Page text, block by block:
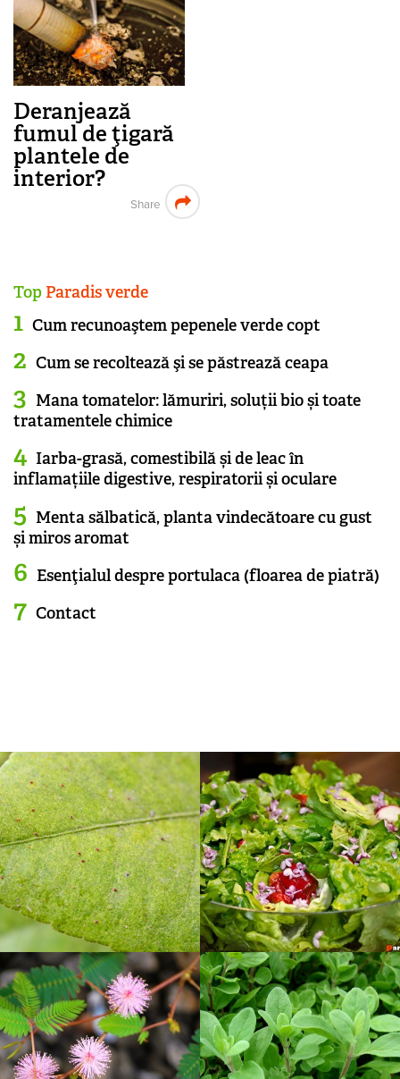
Deranjează
fumul de ţigară
plantele de
interior?
Share
Top Paradis verde
Cum recunoaştem pepenele verde copt
Cum se recoltează şi se păstrează ceapa
Mana tomatelor: lămuriri, soluții bio și toate
tratamentele chimice
Iarba-grasă, comestibilă și de leac în
inflamațiile digestive, respiratorii și oculare
Menta sălbatică, planta vindecătoare cu gust
și miros aromat
Esenţialul despre portulaca (floarea de piatră)
Contact